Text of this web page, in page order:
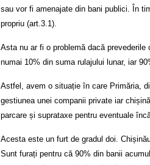
sau vor fi amenajate din bani publici. În
propriu (art.3.1).
Asta nu ar fi o problemă dacă
numai 10% din suma rulajului lunar, iar
Astfel, avem o situație în care Primăria,
gestiunea unei companii private iar
parcare și suprataxe pentru eventuale
Acesta este un furt de gradul doi.
Sunt furați pentru că 90% din banii